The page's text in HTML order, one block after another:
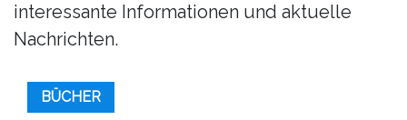
interessante Informationen und aktuelle
Nachrichten.
BÜCHER